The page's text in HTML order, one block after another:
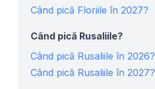
Când pică Floriile în 2027?
Când pică Rusaliile?
Când pică Rusaliile în 2026?
Când pică Rusaliile în 2027?